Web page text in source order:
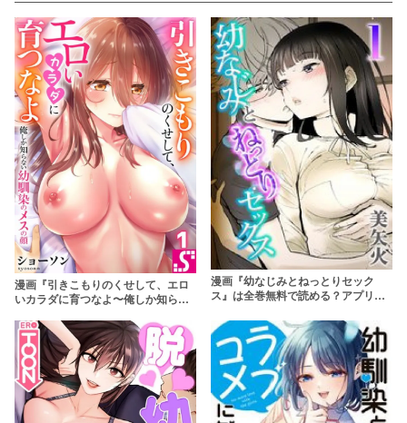
漫画『引きこもりのくせして、エロ
いカラダに育つなよ〜俺しか知らな
読める？アプリやサービスを調査！
【ショーソン】
漫画『幼なじみとねっとりセック
ス』は全巻無料で読める？アプリや